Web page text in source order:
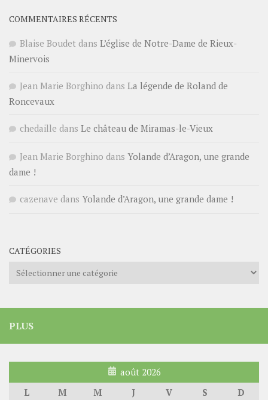
COMMENTAIRES RÉCENTS
Blaise Boudet dans L’église de Notre-Dame de Rieux-
Minervois
Jean Marie Borghino dans La légende de Roland de
Roncevaux
chedaille dans Le château de Miramas-le-Vieux
Jean Marie Borghino dans Yolande d’Aragon, une grande
dame !
cazenave dans Yolande d’Aragon, une grande dame !
CATÉGORIES
Catégories
PLUS
août 2026
L
M M J V S
D